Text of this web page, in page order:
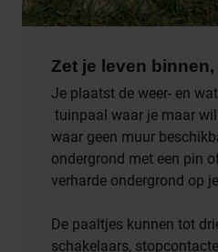
Zet je leven
Je plaatst de weer- en
tuinpaal waar je maar
waar geen muur
ondergrond met een pin
verharde ondergrond op
De paaltjes kunnen tot
schakelaars,